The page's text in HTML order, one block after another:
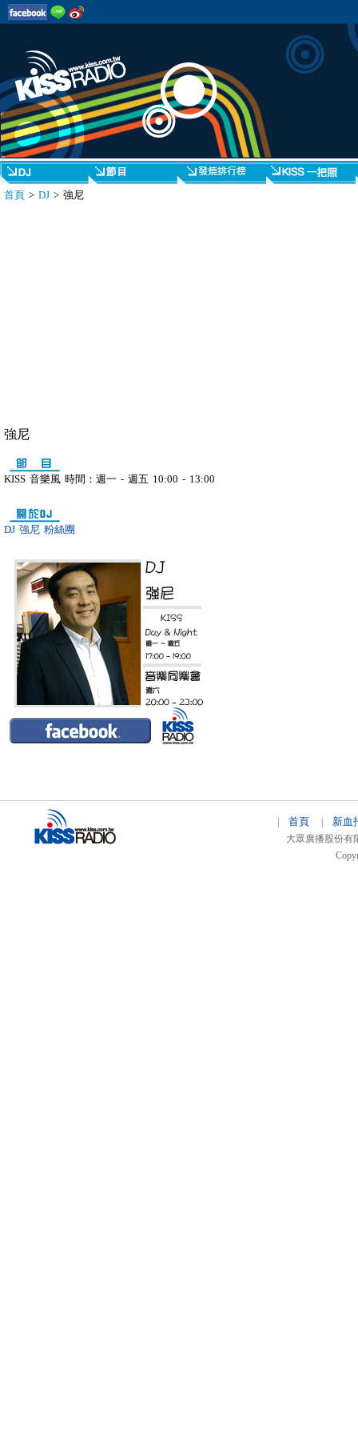
首頁 > DJ > 強尼
強尼
KISS 音樂風 時間：週一 - 週五 10:00 - 13:00
DJ 強尼 粉絲團
首頁 新血
大眾廣播股份有